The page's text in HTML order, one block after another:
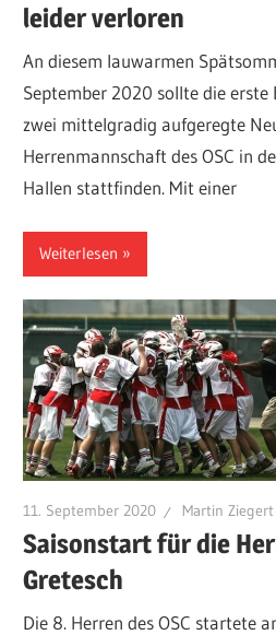
leider verloren
An diesem lauwarmen
September 2020 sollte die
zwei mittelgradig aufgeregte
Herrenmannschaft des OSC in
Hallen stattfinden. Mit einer
Weiterlesen
11. September 2020 Martin Ziegert
Saisonstart für die
Gretesch
Die 8. Herren des OSC startete